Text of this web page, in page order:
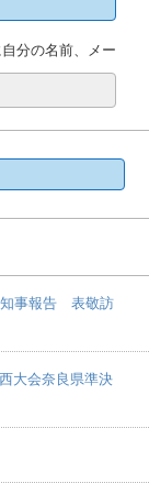
分の名前、メー
知事報告 表敬訪
大会奈良県準決